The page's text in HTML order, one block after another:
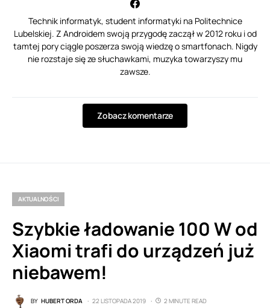
Technik informatyk, student informatyki na Politechnice
Lubelskiej. Z Androidem swoją przygodę zaczął w 2012 roku i od
tamtej pory ciągle poszerza swoją wiedzę o smartfonach. Nigdy
nie rozstaje się ze słuchawkami, muzyka towarzyszy mu
zawsze.
Zobacz komentarze
AKTUALNOŚCI
Szybkie ładowanie 100 W od
Xiaomi trafi do urządzeń już
niebawem!
BY HUBERT ORDA 22 LISTOPADA 2019
2 MINUTE READ